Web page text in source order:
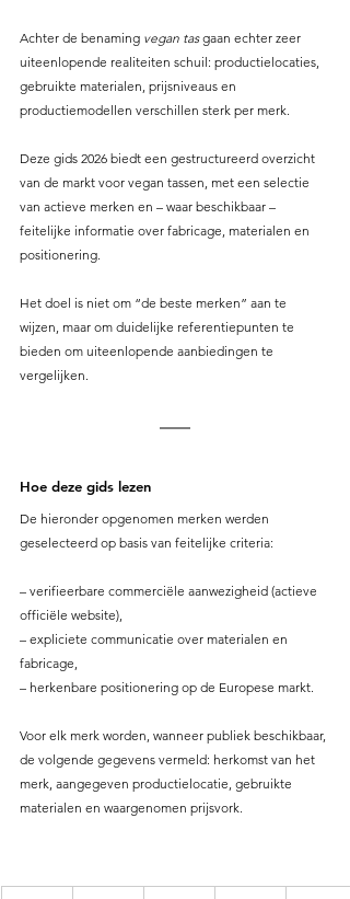
Achter de benaming vegan tas gaan echter zeer
uiteenlopende realiteiten schuil: productielocaties,
gebruikte materialen, prijsniveaus en
productiemodellen verschillen sterk per merk.
Deze gids 2026 biedt een gestructureerd overzicht
van de markt voor vegan tassen, met een selectie
van actieve merken en – waar beschikbaar –
feitelijke informatie over fabricage, materialen en
positionering.
Het doel is niet om “de beste merken” aan te
wijzen, maar om duidelijke referentiepunten te
bieden om uiteenlopende aanbiedingen te
vergelijken.
Hoe deze gids lezen
De hieronder opgenomen merken werden
geselecteerd op basis van feitelijke criteria:
– verifieerbare commerciële aanwezigheid (actieve
officiële website),
– expliciete communicatie over materialen en
fabricage,
– herkenbare positionering op de Europese markt.
Voor elk merk worden, wanneer publiek beschikbaar,
de volgende gegevens vermeld: herkomst van het
merk, aangegeven productielocatie, gebruikte
materialen en waargenomen prijsvork.